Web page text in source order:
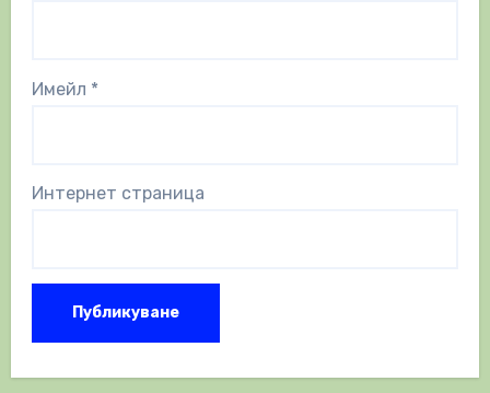
Имейл *
Интернет страница